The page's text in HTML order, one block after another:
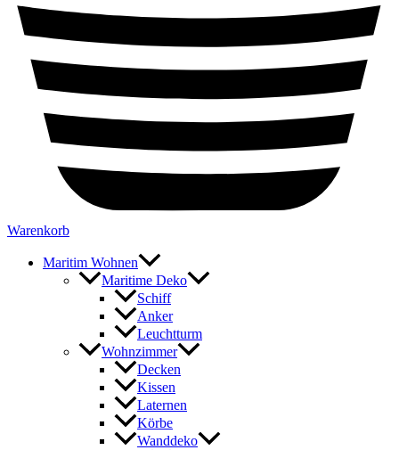
Warenkorb
Maritim Wohnen
Maritime Deko
Schiff
Anker
Leuchtturm
Wohnzimmer
Decken
Kissen
Laternen
Körbe
Wanddeko